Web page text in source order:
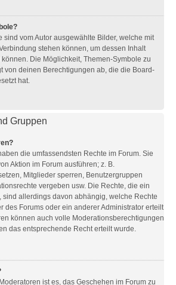
sind vom Autor ausgewählte Bilder, welche mit
stehen können, um dessen Inhalt
Die Möglichkeit, Themen-Symbole zu
von deinen Berechtigungen ab, die die Board-
hat.
Gruppen
die umfassendsten Rechte im Forum. Sie
Aktion im Forum ausführen; z. B.
Mitglieder sperren, Benutzergruppen
vergeben usw. Die Rechte, die ein
sind allerdings davon abhängig, welche Rechte
des Forums oder ein anderer Administrator erteilt
können auch volle Moderationsberechtigungen
das entsprechende Recht erteilt wurde.
ist es, das Geschehen im Forum zu